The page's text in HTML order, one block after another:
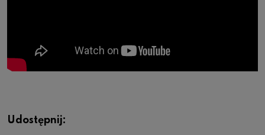
Udostępnij: